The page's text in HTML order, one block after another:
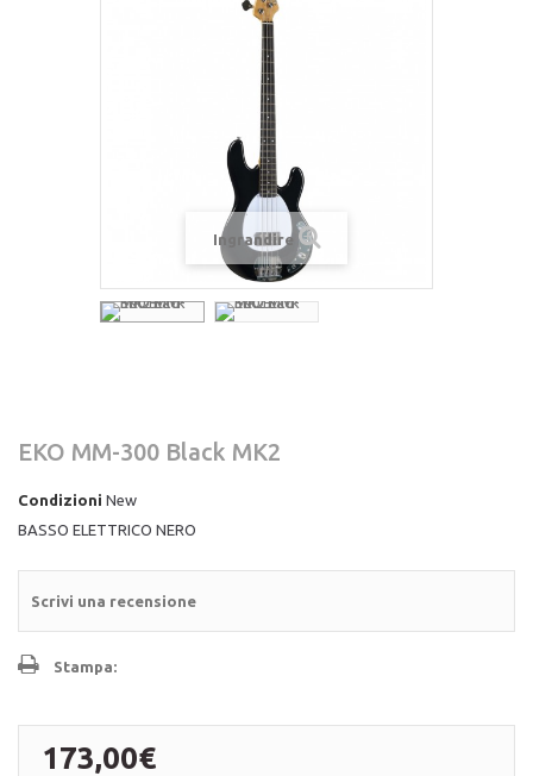
Ingrandire
EKO MM-300 Black MK2
Condizioni New
BASSO ELETTRICO NERO
Scrivi una recensione
Stampa:
173,00€